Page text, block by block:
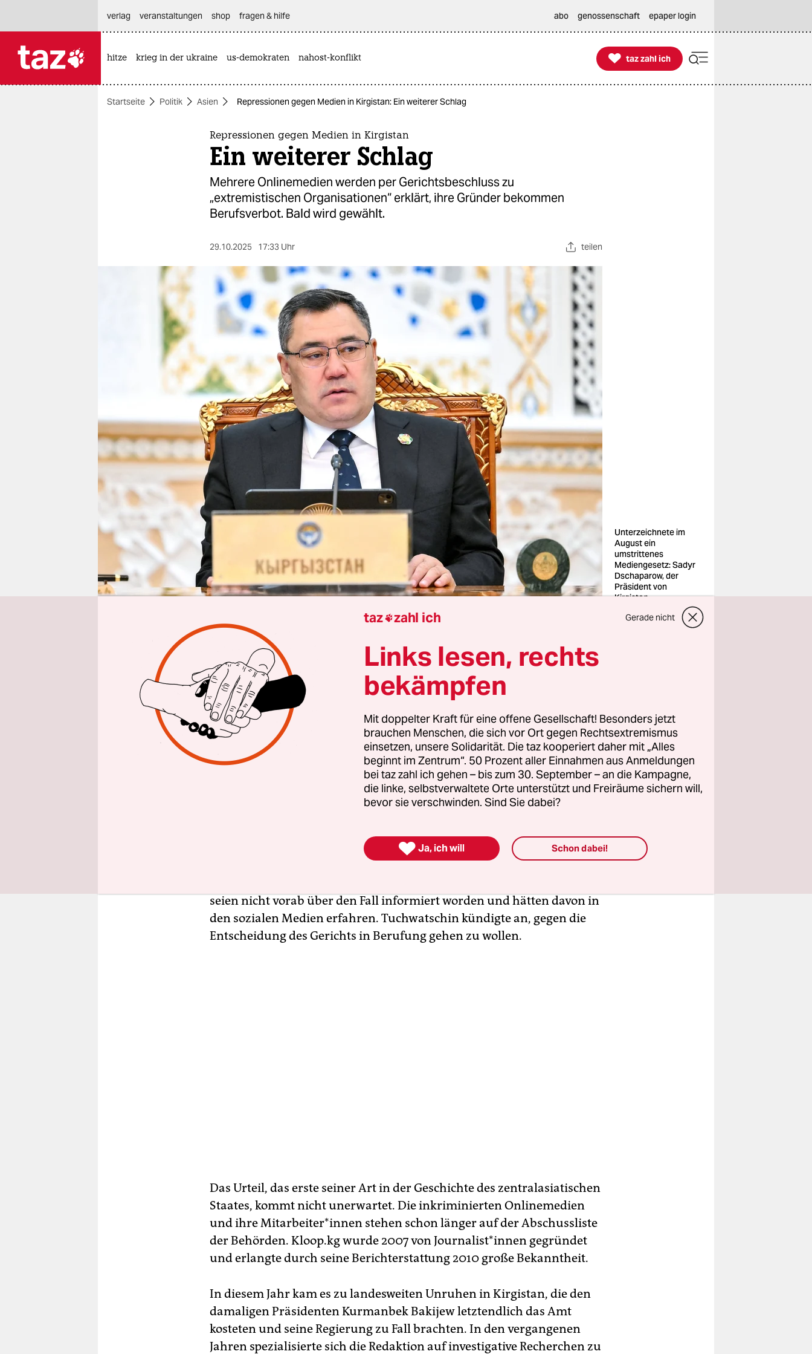
themen
shop
fragen & hilfe
unterstützen
genossenschaft
epaper login
verlag
veranstaltungen shop fragen & hilfe abo genossenschaft epaper login
hitze krieg in der ukraine us-demokraten nahost-konflikt 
taz zahl ich
taz zahl ich
Startseite Politik Asien Repressionen gegen Medien in Kirgistan: Ein weiterer Schlag
Repressionen gegen Medien in Kirgistan
Ein weiterer Schlag
Mehrere Onlinemedien werden per Gerichtsbeschluss zu
„extremistischen Organisationen“ erklärt, ihre Gründer bekommen
Berufsverbot. Bald wird gewählt.
29.10.2025 17:33 Uhr teilen
Unterzeichnete im
August ein
umstrittenes
Mediengesetz: Sadyr
Dschaparow, der
Präsident von
Kirgistan
Aus BerlinBarbara Oertel
„Extremistische Organisationen“ – das ist der Stempel, den ein Gericht
in der kirgisischen Hauptstadt Bischkek jetzt zwei unabhängigen
Medien verpasst hat. Laut des Urteils vom vergangenen Montag, das
jedoch erst am Dienstag öffentlich wurde, werden die Webseiten
Kloop.kg, Temirow Live und AitAit Dese ab sofort verboten. Der
Bannstrahl trifft auch ihre Gründer bzw. Betreiber. Wer aus dort
veröffentlichten Materialien zitiert oder auf Inhalte verlinkt, muss
zudem strafrechtliche Konsequenzen fürchten.
betrifft, sondern auch dem Ansehen Kirgistans schadet und viele
unbeteiligte Personen kriminalisiert“, schreibt der Mitbegründer von
seien nicht vorab über den Fall informiert worden und hätten davon in
den sozialen Medien erfahren. Tuchwatschin kündigte an, gegen die
Entscheidung des Gerichts in Berufung gehen zu wollen.
Das Urteil, das erste seiner Art in der Geschichte des zentralasiatischen
Staates, kommt nicht unerwartet. Die inkriminierten Onlinemedien
und ihre Mit­ar­bei­te­r*in­nen stehen schon länger auf der Abschussliste
der Behörden. Kloop.kg wurde 2007 von Jour­na­lis­t*in­nen gegründet
und erlangte durch seine Berichterstattung 2010 große Bekanntheit.
In diesem Jahr kam es zu landesweiten Unruhen in Kirgistan, die den
damaligen Präsidenten Kurmanbek Bakijew letztendlich das Amt
kosteten und seine Regierung zu Fall brachten. In den vergangenen
Jahren spezialisierte sich die Redaktion auf investigative Recherchen zu
taz zahl ich Gerade nicht
Links lesen, rechts
bekämpfen
Mit doppelter Kraft für eine offene Gesellschaft! Besonders jetzt
brauchen Menschen, die sich vor Ort gegen Rechtsextremismus
einsetzen, unsere Solidarität. Die taz kooperiert daher mit „Alles
beginnt im Zentrum“. 50 Prozent aller Einnahmen aus Anmeldungen
bei taz zahl ich gehen – bis zum 30. September – an die Kampagne,
die linke, selbstverwaltete Orte unterstützt und Freiräume sichern will,
bevor sie verschwinden. Sind Sie dabei?
 Ja, ich will Schon dabei!